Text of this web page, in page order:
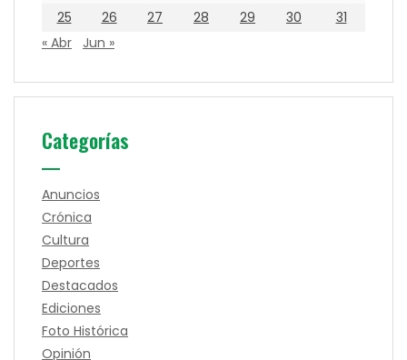
25
26 27 28 29 30
31
« Abr
Jun »
Categorías
Anuncios
Crónica
Cultura
Deportes
Destacados
Ediciones
Foto Histórica
Opinión